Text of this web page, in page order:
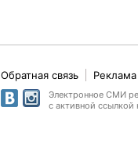
Обратная связь
Электронное СМИ
с активной ссылкой